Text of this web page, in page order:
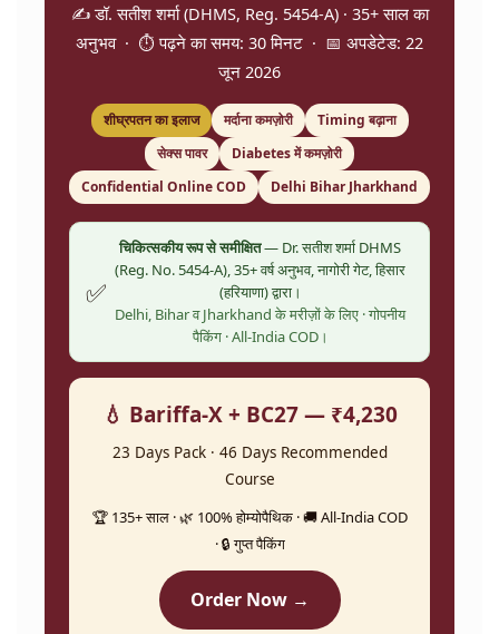
✍️ डॉ. सतीश शर्मा (DHMS, Reg. 5454-A) · 35+ साल का
अनुभव · ⏱️ पढ़ने का समय: 30 मिनट · 📅 अपडेटेड: 22
जून 2026
शीघ्रपतन का इलाज मर्दाना कमज़ोरी
Timing बढ़ाना
सेक्स पावर
Diabetes में कमज़ोरी
Confidential Online COD
Delhi Bihar Jharkhand
✅
चिकित्सकीय रूप से समीक्षित— Dr. सतीश शर्मा DHMS
(Reg. No. 5454-A), 35+ वर्ष अनुभव, नागोरी गेट, हिसार
(हरियाणा) द्वारा।
Delhi, Bihar व Jharkhand के मरीज़ों के लिए · गोपनीय
पैकिंग · All-India COD।
💧 Bariffa-X + BC27 — ₹4,230
23 Days Pack · 46 Days Recommended
Course
🏆 135+ साल · 🌿 100% होम्योपैथिक · 🚚 All-India COD
· 🔒 गुप्त पैकिंग
Order Now →